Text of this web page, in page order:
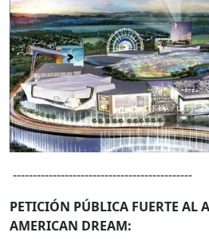
---------------------------------------------
PETICIÓN PÚBLICA FUERTE AL
AMERICAN DREAM: